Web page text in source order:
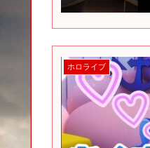
ホロライブ